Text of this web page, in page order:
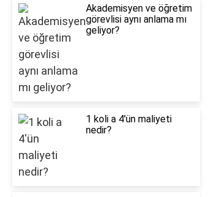
Akademisyen ve öğretim
görevlisi aynı anlama mı
geliyor?
1 koli a 4'ün maliyeti
nedir?